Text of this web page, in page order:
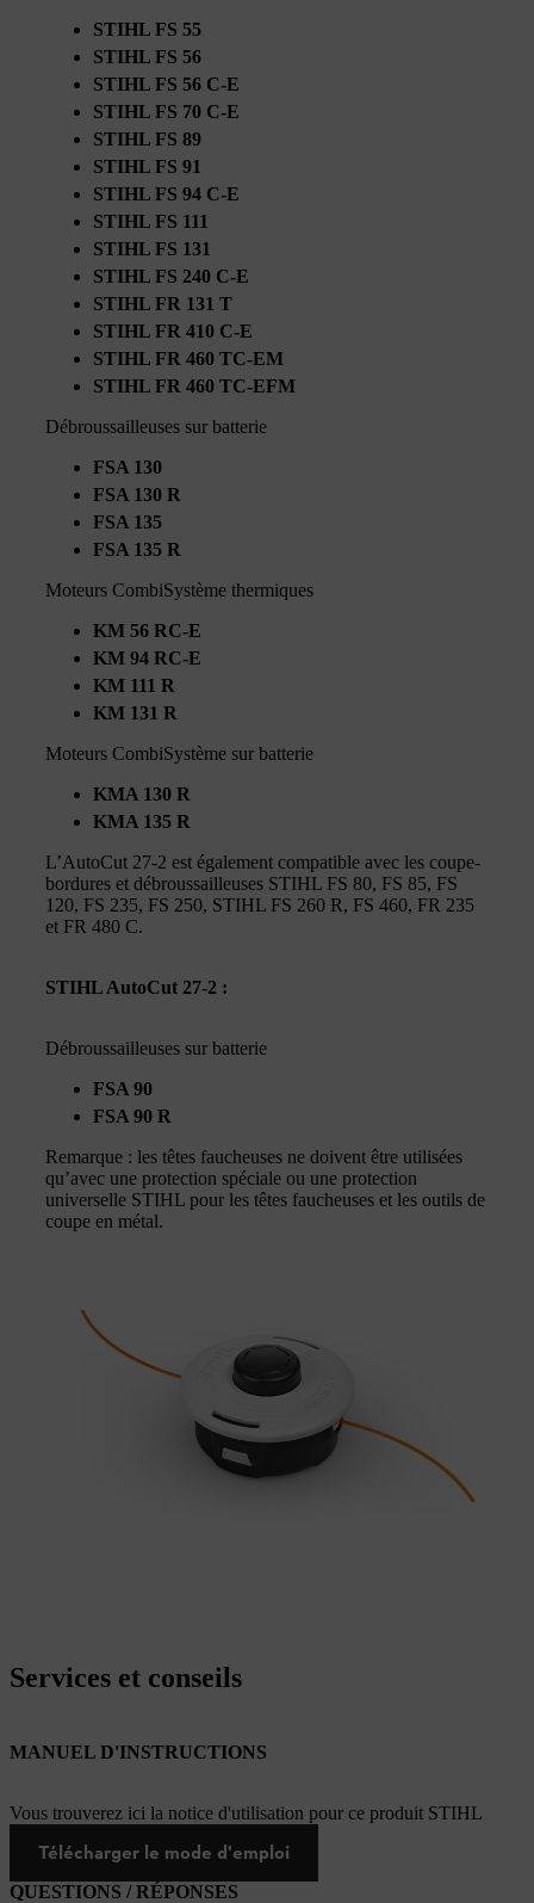
STIHL FS 55
STIHL FS 56
STIHL FS 56 C-E
STIHL FS 70 C-E
STIHL FS 89
STIHL FS 91
STIHL FS 94 C-E
STIHL FS 111
STIHL FS 131
STIHL FS 240 C-E
STIHL FR 131 T
STIHL FR 410 C-E
STIHL FR 460 TC-EM
STIHL FR 460 TC-EFM
Débroussailleuses sur batterie
FSA 130
FSA 130 R
FSA 135
FSA 135 R
Moteurs CombiSystème thermiques
KM 56 RC-E
KM 94 RC-E
KM 111 R
KM 131 R
Moteurs CombiSystème sur batterie
KMA 130 R
KMA 135 R
L’AutoCut 27-2 est également compatible avec les coupe-
bordures et débroussailleuses STIHL FS 80, FS 85, FS
120, FS 235, FS 250, STIHL FS 260 R, FS 460, FR 235
et FR 480 C.
STIHL AutoCut 27-2 :
Débroussailleuses sur batterie
FSA 90
FSA 90 R
Remarque : les têtes faucheuses ne doivent être utilisées
qu’avec une protection spéciale ou une protection
universelle STIHL pour les têtes faucheuses et les outils de
coupe en métal.
Services et conseils
MANUEL D'INSTRUCTIONS
Vous trouverez ici la notice d'utilisation pour ce produit STIHL
Télécharger le mode d'emploi
QUESTIONS / RÉPONSES